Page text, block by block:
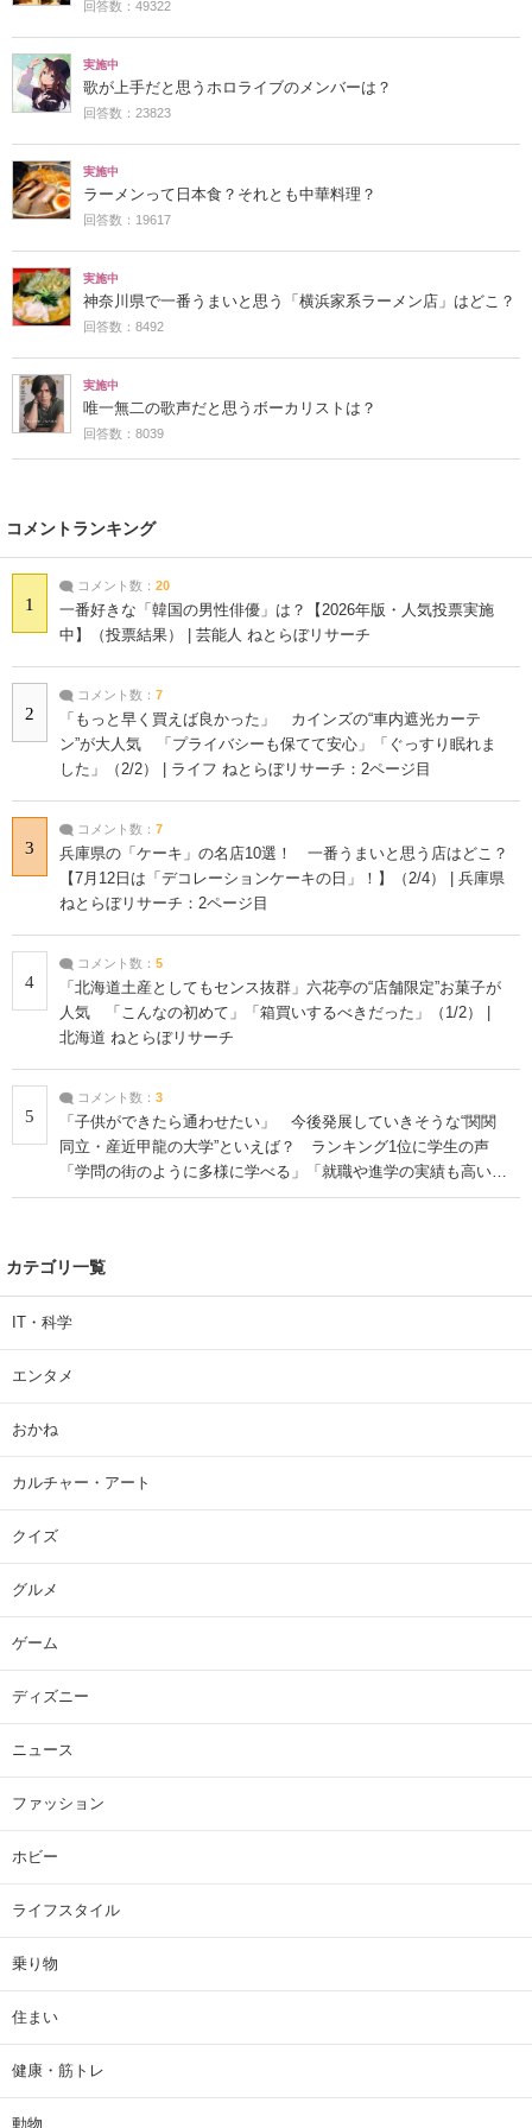
回答数：49322
実施中
歌が上手だと思うホロライブのメンバーは？
回答数：23823
実施中
ラーメンって日本食？それとも中華料理？
回答数：19617
実施中
神奈川県で一番うまいと思う「横浜家系ラーメン店」はどこ？
回答数：8492
実施中
唯一無二の歌声だと思うボーカリストは？
回答数：8039
コメントランキング
1
コメント数： 20
一番好きな「韓国の男性俳優」は？【2026年版・人気投票実施
中】（投票結果） | 芸能人 ねとらぼリサーチ
2
コメント数： 7
「もっと早く買えば良かった」 カインズの“車内遮光カーテ
ン”が大人気 「プライバシーも保てて安心」「ぐっすり眠れま
した」（2/2） | ライフ ねとらぼリサーチ：2ページ目
3
コメント数： 7
兵庫県の「ケーキ」の名店10選！ 一番うまいと思う店はどこ？
【7月12日は「デコレーションケーキの日」！】（2/4） | 兵庫県
ねとらぼリサーチ：2ページ目
4
コメント数： 5
「北海道土産としてもセンス抜群」六花亭の“店舗限定”お菓子が
人気 「こんなの初めて」「箱買いするべきだった」（1/2） |
北海道 ねとらぼリサーチ
5
コメント数： 3
「子供ができたら通わせたい」 今後発展していきそうな“関関
同立・産近甲龍の大学”といえば？ ランキング1位に学生の声
「学問の街のように多様に学べる」「就職や進学の実績も高い」
| 大学 ねとらぼリサーチ
カテゴリ一覧
IT・科学
エンタメ
おかね
カルチャー・アート
クイズ
グルメ
ゲーム
ディズニー
ニュース
ファッション
ホビー
ライフスタイル
乗り物
住まい
健康・筋トレ
動物